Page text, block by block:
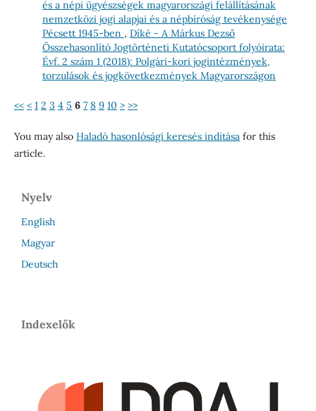
és a népi ügyészségek magyarországi felállításának
nemzetközi jogi alapjai és a népbíróság tevékenysége
Pécsett 1945-ben , Díké - A Márkus Dezső
Összehasonlító Jogtörténeti Kutatócsoport folyóirata:
Évf. 2 szám 1 (2018): Polgári-kori jogintézmények,
torzulások és jogkövetkezmények Magyarországon
<< < 1 2 3 4 5 6 7 8 9 10 > >>
You may also Haladó hasonlósági keresés indításafor this
article.
Nyelv
English
Magyar
Deutsch
Indexelők